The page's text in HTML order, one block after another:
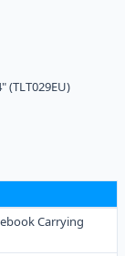
(TLT029EU)
Carrying